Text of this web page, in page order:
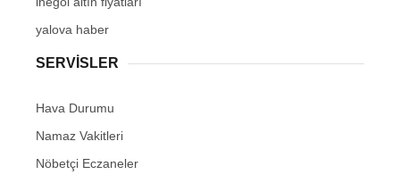
yalova haber
SERVİSLER
Hava Durumu
Namaz Vakitleri
Nöbetçi Eczaneler